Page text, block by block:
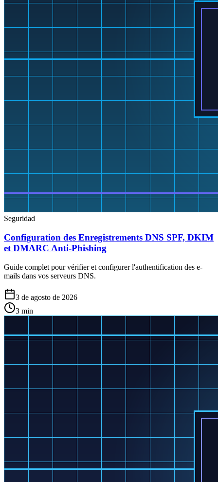
Seguridad
Configuration des Enregistrements DNS SPF, DKIM
et DMARC Anti-Phishing
Guide complet pour vérifier et configurer l'authentification des e-
mails dans vos serveurs DNS.
3 de agosto de 2026
3 min